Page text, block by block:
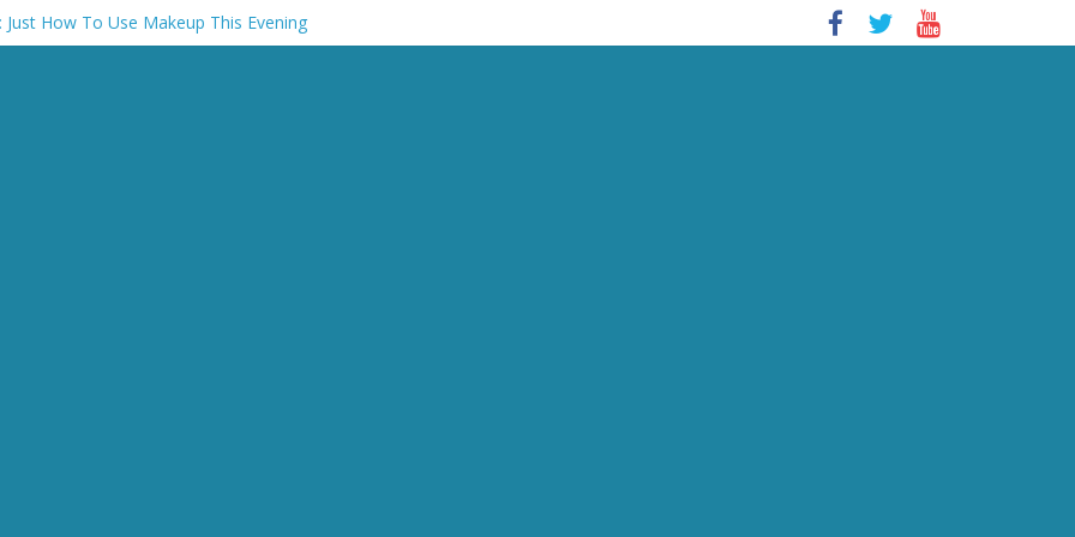
Just How To Use Makeup This Evening
a mature Girl | the Urban Dater